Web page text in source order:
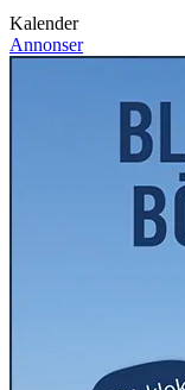
Kalender
Annonser